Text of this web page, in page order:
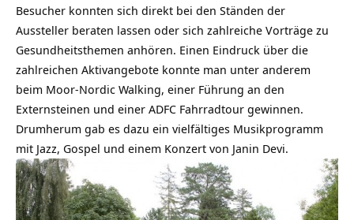
Besucher konnten sich direkt bei den Ständen der
Aussteller beraten lassen oder sich zahlreiche Vorträge zu
Gesundheitsthemen anhören. Einen Eindruck über die
zahlreichen Aktivangebote konnte man unter anderem
beim Moor-Nordic Walking, einer Führung an den
Externsteinen und einer ADFC Fahrradtour gewinnen.
Drumherum gab es dazu ein vielfältiges Musikprogramm
mit Jazz, Gospel und einem Konzert von Janin Devi.